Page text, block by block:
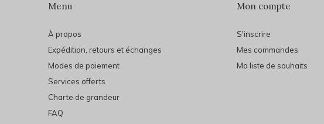
Menu
À propos
Expédition, retours et échanges
Modes de paiement
Services offerts
Charte de grandeur
FAQ
Mon compte
S'inscrire
Mes commandes
Ma liste de souhaits